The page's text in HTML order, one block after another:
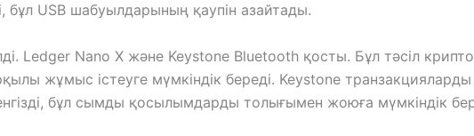
бұл USB шабуылдарының қаупін азайтады.
Ledger Nano X және Keystone Bluetooth қосты. Бұл тәсіл
жұмыс істеуге мүмкіндік береді. Keystone транзакцияларды
бұл сымды қосылымдарды толығымен жоюға мүмкіндік